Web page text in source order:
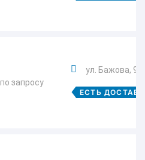
по запросу
ул. Бажова, 91
ЕСТЬ